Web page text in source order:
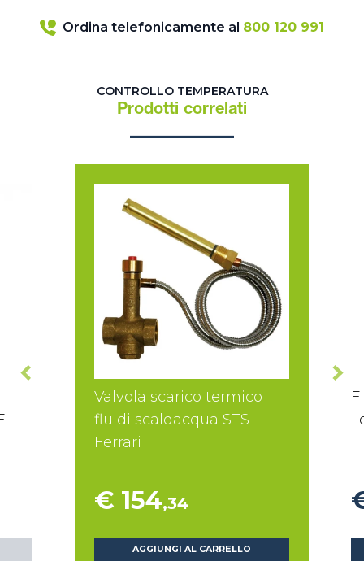
Ordina telefonicamente al 800 120 991
CONTROLLO TEMPERATURA
Prodotti correlati
Valvola scarico termico
fluidi scaldacqua STS
Ferrari
€ 154,34
AGGIUNGI AL CARRELLO